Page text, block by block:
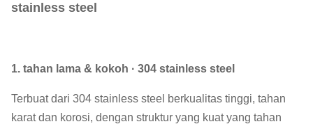
stainless steel
1. tahan lama & kokoh · 304 stainless steel
Terbuat dari 304 stainless steel berkualitas tinggi, tahan
karat dan korosi, dengan struktur yang kuat yang tahan